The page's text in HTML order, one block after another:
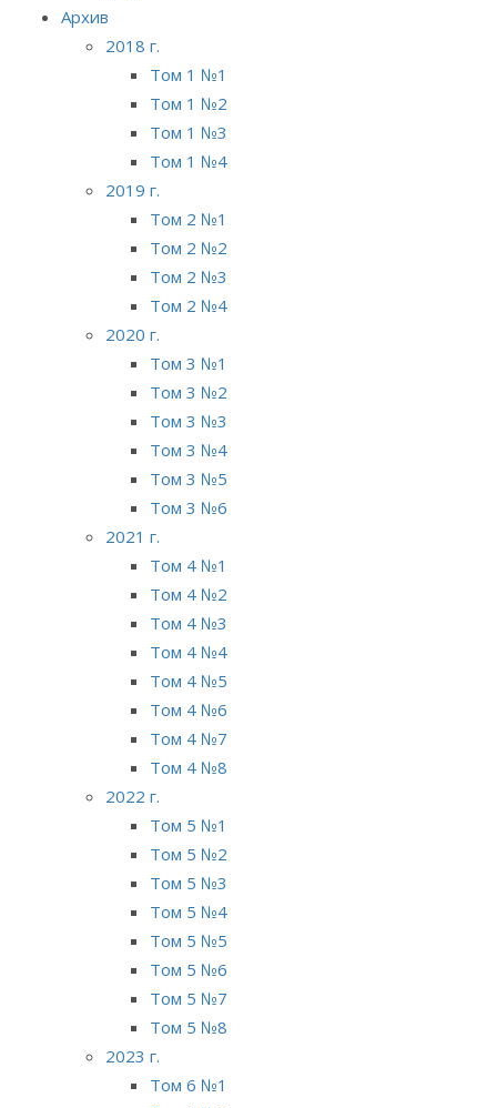
Архив
2018 г.
Том 1 №1
Том 1 №2
Том 1 №3
Том 1 №4
2019 г.
Том 2 №1
Том 2 №2
Том 2 №3
Том 2 №4
2020 г.
Том 3 №1
Том 3 №2
Том 3 №3
Том 3 №4
Том 3 №5
Том 3 №6
2021 г.
Том 4 №1
Том 4 №2
Том 4 №3
Том 4 №4
Том 4 №5
Том 4 №6
Том 4 №7
Том 4 №8
2022 г.
Том 5 №1
Том 5 №2
Том 5 №3
Том 5 №4
Том 5 №5
Том 5 №6
Том 5 №7
Том 5 №8
2023 г.
Том 6 №1